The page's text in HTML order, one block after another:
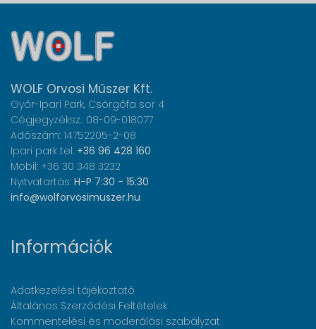
WOLF Orvosi Műszer Kft.
Győr-Ipari Park, Csörgőfa sor 4
Cégjegyzéksz.: 08-09-018077
Adószám: 14752205-2-08
Ipari park tel: +36 96 428 160
Mobil: +36 30 348 3232
Nyitvatartás: H-P 7:30 - 15:30
info@wolforvosimuszer.hu
Információk
Adatkezelési tájékoztató
Általános Szerződési Feltételek
Kommentelési és moderálási szabályzat